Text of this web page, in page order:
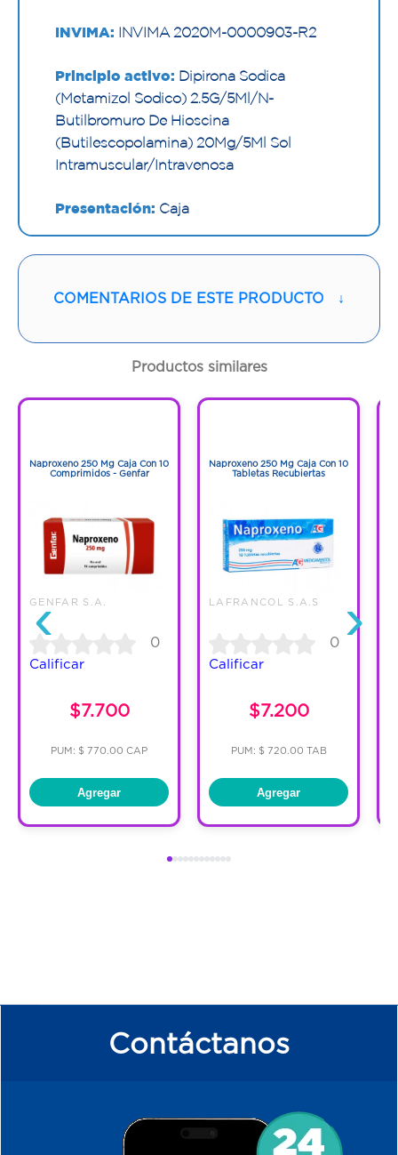
INVIMA: INVIMA 2020M-0000903-R2
Principio activo: Dipirona Sodica
(Metamizol Sodico) 2.5G/5Ml/N-
Butilbromuro De Hioscina
(Butilescopolamina) 20Mg/5Ml Sol
Intramuscular/Intravenosa
Presentación: Caja
Nombre y/o Marca:Pura+
Proveedor:VITALIS S A C I
Vía de administración:
INTRAMUSCULAR
Contenido:5 Ml
COMENTARIOS DE ESTE PRODUCTO ↓
Productos similares
‹
Naproxeno 250 Mg Caja Con 10
Comprimidos - Genfar
GENFAR S.A.
0
Calificar
$7.700
PUM: $ 770.00 CAP
Agregar
Naproxeno 250 Mg Caja Con 10
Tabletas Recubiertas
LAFRANCOL S.A.S
0
Calificar
$7.200
PUM: $ 720.00 TAB
Agregar
›
Contáctanos